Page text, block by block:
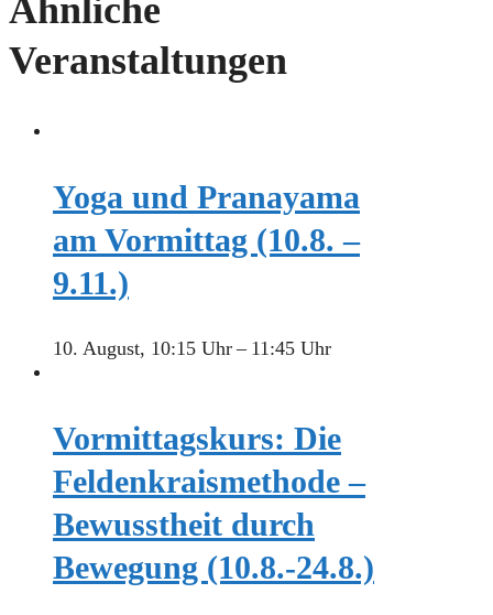
Ähnliche
Veranstaltungen
Yoga und Pranayama
am Vormittag (10.8. –
9.11.)
10. August, 10:15 Uhr– 11:45 Uhr
Vormittagskurs: Die
Feldenkraismethode –
Bewusstheit durch
Bewegung (10.8.-24.8.)